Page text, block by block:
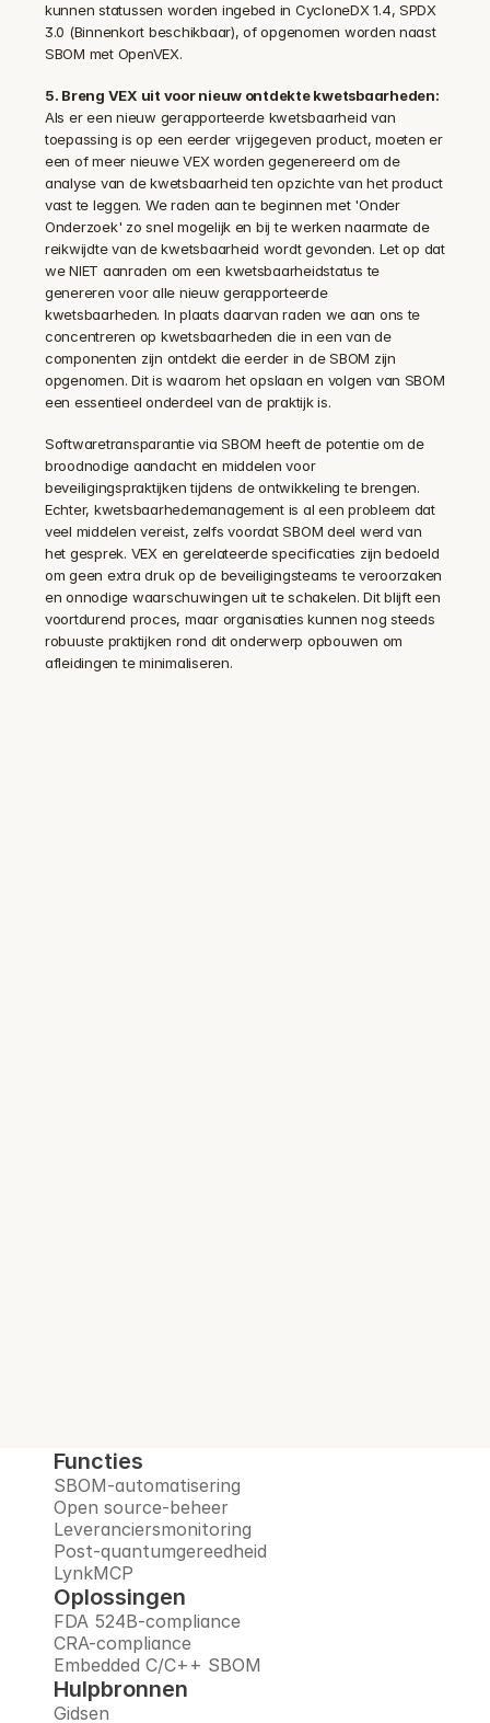
kunnen statussen worden ingebed in CycloneDX 1.4, SPDX
3.0 (Binnenkort beschikbaar), of opgenomen worden naast
SBOM met OpenVEX.
Als er een nieuw gerapporteerde kwetsbaarheid van
toepassing is op een eerder vrijgegeven product, moeten er
een of meer nieuwe VEX worden gegenereerd om de
analyse van de kwetsbaarheid ten opzichte van het product
vast te leggen. We raden aan te beginnen met 'Onder
Onderzoek' zo snel mogelijk en bij te werken naarmate de
reikwijdte van de kwetsbaarheid wordt gevonden. Let op dat
we NIET aanraden om een kwetsbaarheidstatus te
genereren voor alle nieuw gerapporteerde
kwetsbaarheden. In plaats daarvan raden we aan ons te
concentreren op kwetsbaarheden die in een van de
componenten zijn ontdekt die eerder in de SBOM zijn
opgenomen. Dit is waarom het opslaan en volgen van SBOM
een essentieel onderdeel van de praktijk is.‍
Softwaretransparantie via SBOM heeft de potentie om de
broodnodige aandacht en middelen voor
beveiligingspraktijken tijdens de ontwikkeling te brengen.
Echter, kwetsbaarhedemanagement is al een probleem dat
veel middelen vereist, zelfs voordat SBOM deel werd van
het gesprek. VEX en gerelateerde specificaties zijn bedoeld
om geen extra druk op de beveiligingsteams te veroorzaken
en onnodige waarschuwingen uit te schakelen. Dit blijft een
voortdurend proces, maar organisaties kunnen nog steeds
robuuste praktijken rond dit onderwerp opbouwen om
afleidingen te minimaliseren.
Functies
SBOM-automatisering
Open source-beheer
Leveranciersmonitoring
Post-quantumgereedheid
LynkMCP
Oplossingen
FDA 524B-compliance
CRA-compliance
Embedded C/C++ SBOM
Hulpbronnen
Gidsen